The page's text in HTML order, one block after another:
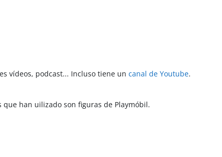
vídeos, podcast... Incluso tiene uncanal de Youtube.
que han uilizado son figuras de Playmóbil.